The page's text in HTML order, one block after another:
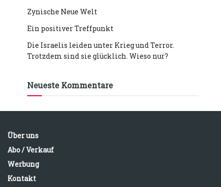
Zynische Neue Welt
Ein positiver Treffpunkt
Die Israelis leiden unter Krieg und Terror.
Trotzdem sind sie glücklich. Wieso nur?
Neueste Kommentare
Über uns
Abo / Verkauf
Werbung
Kontakt